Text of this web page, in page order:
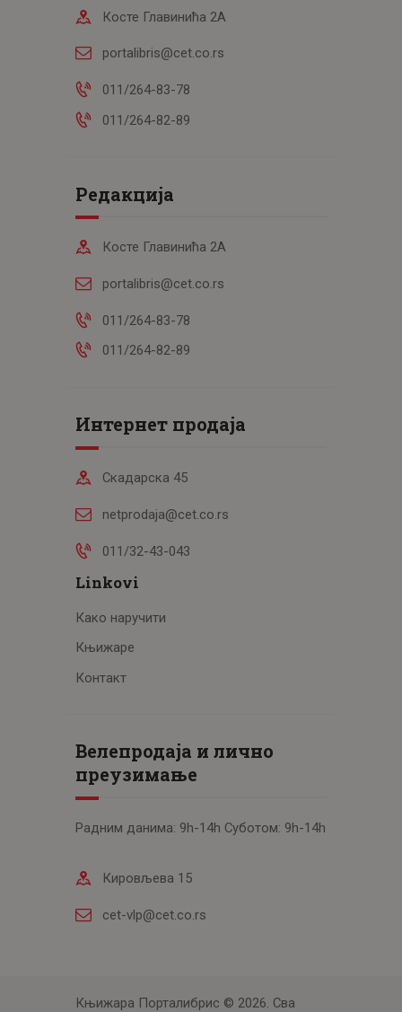
Косте Главинића 2А
portalibris@cet.co.rs
011/264-83-78
011/264-82-89
Редакција
Косте Главинића 2А
portalibris@cet.co.rs
011/264-83-78
011/264-82-89
Интернет продаја
Скадарска 45
netprodaja@cet.co.rs
011/32-43-043
Linkovi
Како наручити
Књижаре
Контакт
Велепродаја и лично
преузимање
Радним данима: 9h-14h Суботом: 9h-14h
Кировљева 15
cet-vlp@cet.co.rs
Књижара Порталибрис © 2026. Сва